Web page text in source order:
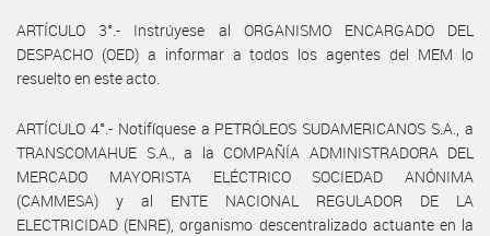
ARTÍCULO 3°.- Instrúyese al ORGANISMO ENCARGADO DEL
DESPACHO (OED) a informar a todos los agentes del MEM lo
resuelto en este acto.
ARTÍCULO 4°.- Notifíquese a PETRÓLEOS SUDAMERICANOS S.A., a
TRANSCOMAHUE S.A., a la COMPAÑÍA ADMINISTRADORA DEL
MERCADO MAYORISTA ELÉCTRICO SOCIEDAD ANÓNIMA
(CAMMESA) y al ENTE NACIONAL REGULADOR DE LA
ELECTRICIDAD (ENRE), organismo descentralizado actuante en la